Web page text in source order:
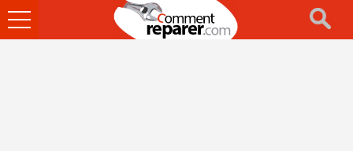
Ouvrir
le